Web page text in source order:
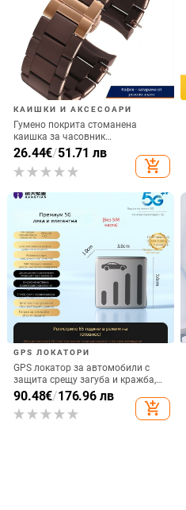
КАИШКИ И АКСЕСОАРИ
Гумено покрита стоманена
каишка за часовник
AR5889/5890/5905/5920, 20/23
мм, унисекс
26.44€/51.71 лв
add_shopping_cart
GPS ЛОКАТОРИ
GPS локатор за автомобили с
защита срещу загуба и кражба,
проследяващо и записващо
устройство
90.48€/176.96 лв
add_shopping_cart